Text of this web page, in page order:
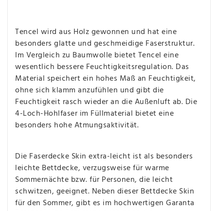
Tencel wird aus Holz gewonnen und hat eine
besonders glatte und geschmeidige Faserstruktur.
Im Vergleich zu Baumwolle bietet Tencel eine
wesentlich bessere Feuchtigkeitsregulation. Das
Material speichert ein hohes Maß an Feuchtigkeit,
ohne sich klamm anzufühlen und gibt die
Feuchtigkeit rasch wieder an die Außenluft ab. Die
4-Loch-Hohlfaser im Füllmaterial bietet eine
besonders hohe Atmungsaktivität.
Die Faserdecke Skin extra-leicht ist als besonders
leichte Bettdecke, verzugsweise für warme
Sommernächte bzw. für Personen, die leicht
schwitzen, geeignet. Neben dieser Bettdecke Skin
für den Sommer, gibt es im hochwertigen Garanta